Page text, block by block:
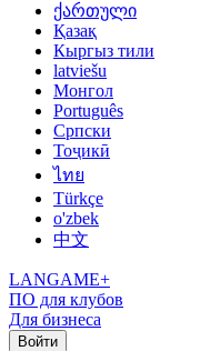
ქართული
Қазақ
Кыргыз тили
latviešu
Монгол
Português
Српски
Тоҷикӣ
ไทย
Türkçe
o'zbek
中文
LANGAME+
ПО для клубов
Для бизнеса
Войти